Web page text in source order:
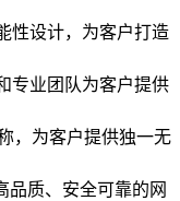
性设计，为客户打造
专业团队为客户提供
，为客户提供独一无
品质、安全可靠的网